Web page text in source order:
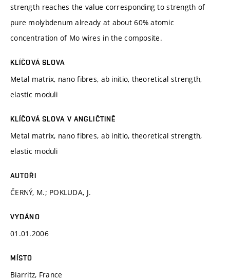
strength reaches the value corresponding to strength of
pure molybdenum already at about 60% atomic
concentration of Mo wires in the composite.
KLÍČOVÁ SLOVA
Metal matrix, nano fibres, ab initio, theoretical strength,
elastic moduli
KLÍČOVÁ SLOVA V ANGLIČTINĚ
Metal matrix, nano fibres, ab initio, theoretical strength,
elastic moduli
AUTOŘI
ČERNÝ, M.; POKLUDA, J.
VYDÁNO
01.01.2006
MÍSTO
Biarritz, France